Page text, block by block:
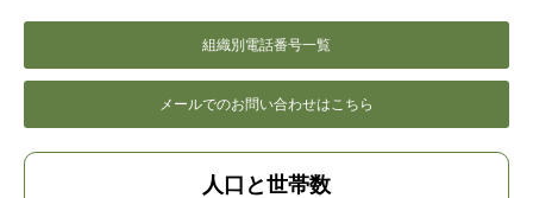
組織別電話番号一覧
メールでのお問い合わせはこちら
人口と世帯数